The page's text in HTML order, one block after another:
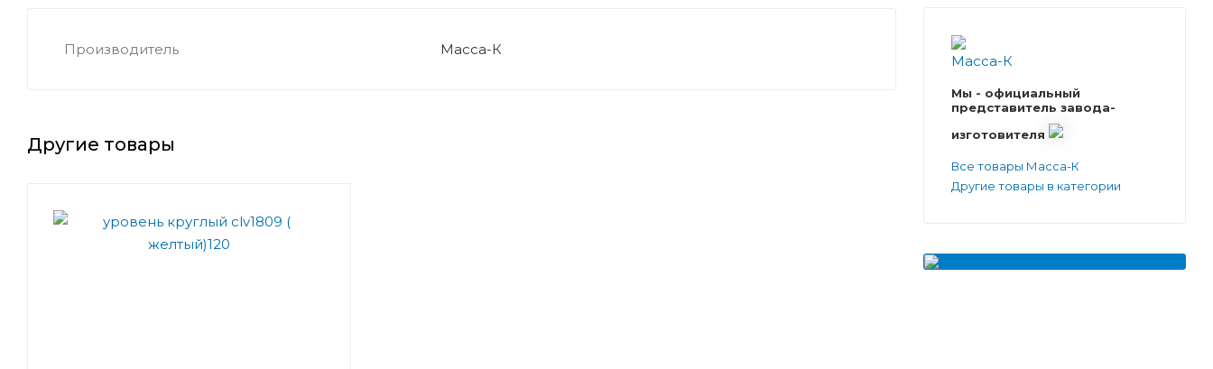
Производитель Масса-К
Другие товары
Мы - официальный
представитель завода-
изготовителя
Все товары Масса-К
Другие товары в категории